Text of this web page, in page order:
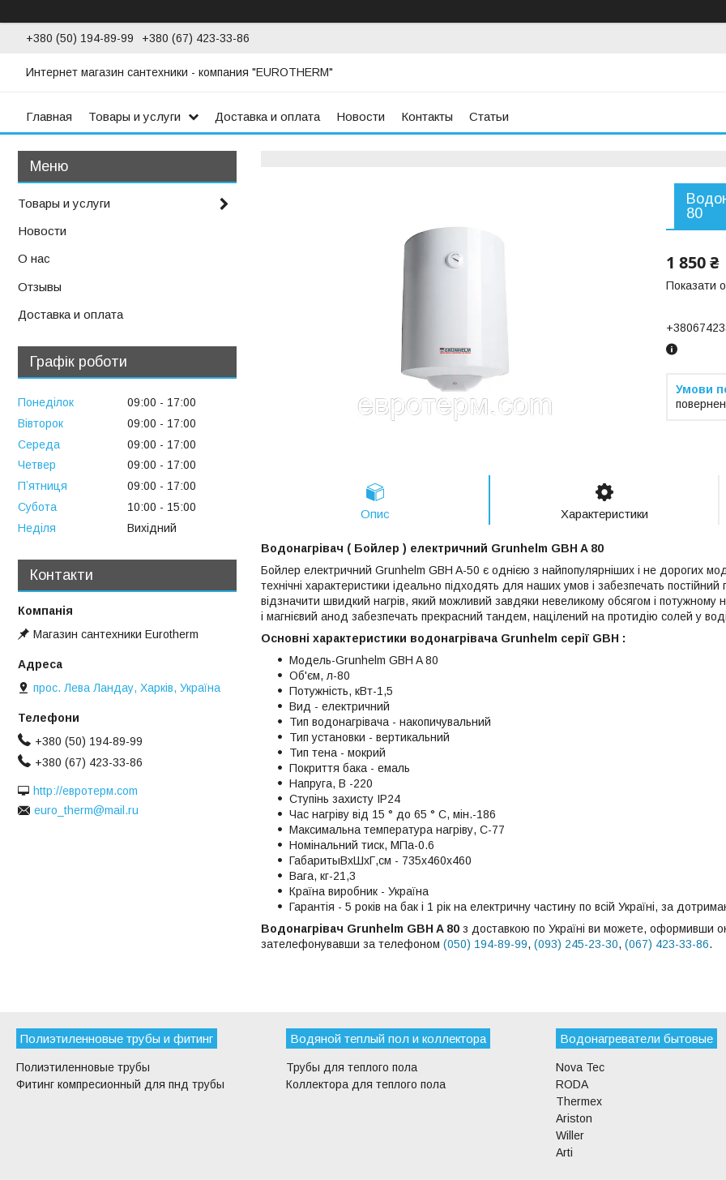
+380 (50) 194-89-99 +380 (67) 423-33-86
Интернет магазин сантехники - компания "EUROTHERM"
Главная Товары и услуги Доставка и оплата Новости Контакты Статьи
80
1 850 ₴
Показати
Опис Характеристики
Водонагрівач ( Бойлер ) електричний Grunhelm GBH A 80
Бойлер електричний Grunhelm GBH A-50 є однією з найпопулярніших і не дорогих
технічні характеристики ідеально підходять для наших умов і забезпечать
відзначити швидкий нагрів, який можливий завдяки невеликому обсягом і потужному
і магнієвий анод забезпечать прекрасний тандем, націлений на протидію солей у
Основні характеристики водонагрівача Grunhelm серії GBH :
Модель-Grunhelm GBH A 80
Об'єм, л-80
Потужність, кВт-1,5
Вид - електричний
Тип водонагрівача - накопичувальний
Тип установки - вертикальний
Тип тена - мокрий
Покриття бака - емаль
Напруга, В -220
Ступінь захисту ІР24
Час нагріву від 15 ° до 65 ° С, мін.-186
Максимальна температура нагріву, С-77
Номінальний тиск, МПа-0.6
ГабаритыВхШхГ,см - 735х460х460
Вага, кг-21,3
Країна виробник - Україна
Гарантія - 5 років на бак і 1 рік на електричну частину по всій Україні, за
Водонагрівач Grunhelm GBH A 80 з доставкою по Україні ви можете, оформивши
зателефонувавши за телефоном (050) 194-89-99, (093) 245-23-30, (067) 423-33-86.
Товары и услуги
Новости
О нас
Отзывы
Доставка и оплата
Графік роботи
Понеділок 09:00
17:00
Вівторок
09:00
17:00
Середа
09:00
17:00
Четвер
09:00
17:00
Пʼятниця
09:00
17:00
Субота
10:00
15:00
Неділя
Вихідний
Контакти
Магазин сантехники Eurotherm
прос. Лева Ландау, Харків, Україна
+380 (50) 194-89-99
+380 (67) 423-33-86
http://евротерм.com
euro_therm@mail.ru
Полиэтиленновые трубы и фитинг
Полиэтиленновые трубы
Фитинг компресионный для пнд трубы
Водяной теплый пол и коллектора
Трубы для теплого пола
Коллектора для теплого пола
Водонагреватели бытовые
Nova Tec
RODA
Thermex
Ariston
Willer
Arti